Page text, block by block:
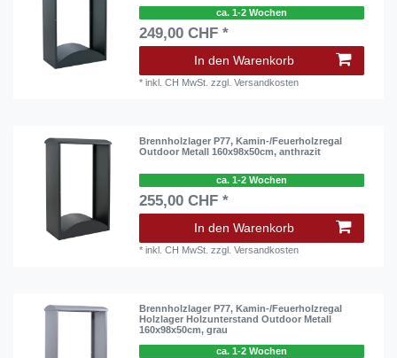
ca. 1-2 Wochen
249,00 CHF *
In den Warenkorb
*inkl. CH MwSt. zzgl.Versandkosten
Brennholzlager P77, Kamin-/Feuerholzregal
Outdoor Metall 160x98x50cm, anthrazit
ca. 1-2 Wochen
255,00 CHF *
In den Warenkorb
*inkl. CH MwSt. zzgl.Versandkosten
Brennholzlager P77, Kamin-/Feuerholzregal
Holzlager Holzunterstand Outdoor Metall
160x98x50cm, grau
ca. 1-2 Wochen